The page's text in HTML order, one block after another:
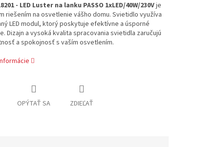
- LED Luster na lanku PASSO 1xLED/40W/230Vje
riešením na osvetlenie vášho domu. Svietidlo využíva
LED modul, ktorý poskytuje efektívne a úsporné
Dizajn a vysoká kvalita spracovania svietidla zaručujú
a spokojnosť s vaším osvetlením.
OPÝTAŤ SA ZDIEĽAŤ